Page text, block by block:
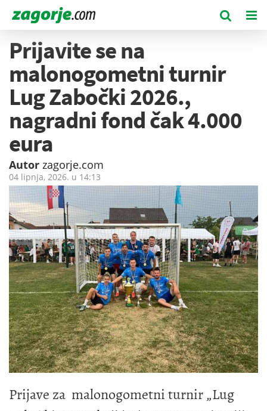
Prijavite se na
malonogometni turnir
Lug Zabočki 2026.,
nagradni fond čak 4.000
eura
Autor zagorje.com
04 lipnja, 2026. u 14:13
Prijave za malonogometni turnir „Lug